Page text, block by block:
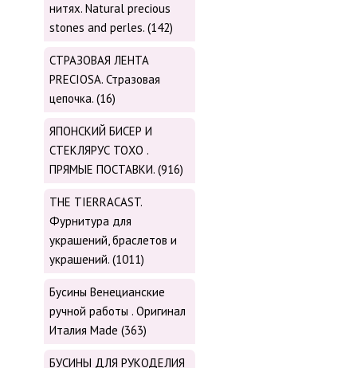
нитях. Natural precious
stones and perles. (142)
СТРАЗОВАЯ ЛЕНТА
PRECIOSA. Стразовая
цепочка. (16)
ЯПОНСКИЙ БИСЕР И
СТЕКЛЯРУС TOХО .
ПРЯМЫЕ ПОСТАВКИ. (916)
THE TIERRACAST.
Фурнитура для
украшений, браслетов и
украшений. (1011)
Бусины Венецианские
ручной работы . Оригинал
Италия Made (363)
БУСИНЫ ДЛЯ РУКОДЕЛИЯ